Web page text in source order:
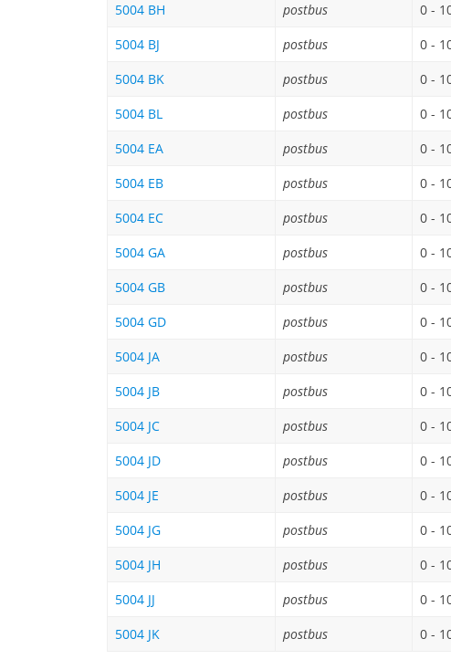
5004 BH
postbus
0 -
5004 BJ
postbus
0 -
5004 BK
postbus
0 -
5004 BL
postbus
0 -
5004 EA
postbus
0 -
5004 EB
postbus
0 -
5004 EC
postbus
0 -
5004 GA
postbus
0 -
5004 GB
postbus
0 -
5004 GD
postbus
0 -
5004 JA
postbus
0 -
5004 JB
postbus
0 -
5004 JC
postbus
0 -
5004 JD
postbus
0 -
5004 JE
postbus
0 -
5004 JG
postbus
0 -
5004 JH
postbus
0 -
5004 JJ
postbus
0 -
5004 JK
postbus 0 -